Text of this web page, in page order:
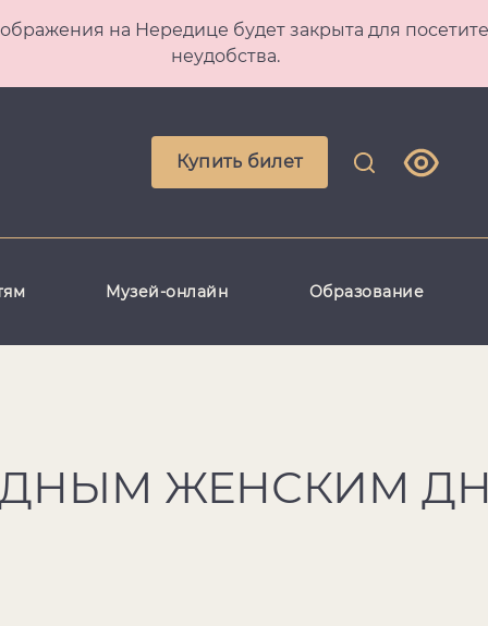
на Нередице будет закрыта для
неудобства.
Купить билет
Музей-онлайн Образование
ЖЕНСКИМ